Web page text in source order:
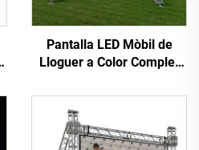
Pantalla LED Mòbil de
Lloguer a Color Complet
Il·luminació i Efectes